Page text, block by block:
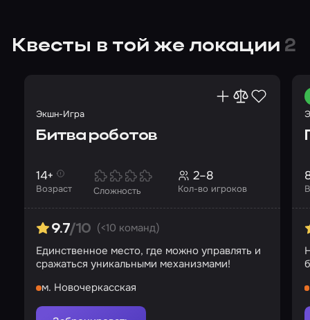
Квесты в той же локации 2
Экшн-Игра
Битва роботов
Возраст
14+
Сложность Кол-во игроков
2–8
9.7/10 (<10 команд)
Единственное место, где можно управлять и
сражаться уникальными механизмами!
м. Новочеркасская